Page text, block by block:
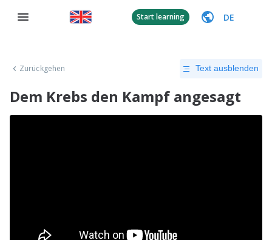
Start learning DE
Zurückgehen Text ausblenden
Dem Krebs den Kampf angesagt